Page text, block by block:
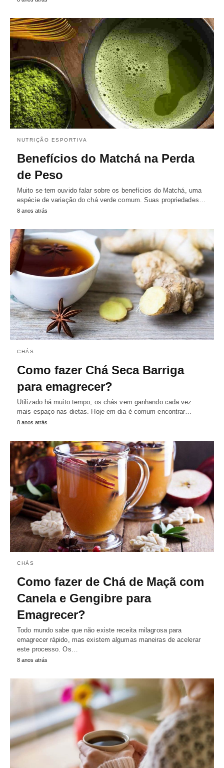
NUTRIÇÃO ESPORTIVA
Benefícios do Matchá na Perda
de Peso
Muito se tem ouvido falar sobre os benefícios do Matchá, uma
espécie de variação do chá verde comum. Suas propriedades…
8 anos atrás
CHÁS
Como fazer Chá Seca Barriga
para emagrecer?
Utilizado há muito tempo, os chás vem ganhando cada vez
mais espaço nas dietas. Hoje em dia é comum encontrar…
8 anos atrás
CHÁS
Como fazer de Chá de Maçã com
Canela e Gengibre para
Emagrecer?
Todo mundo sabe que não existe receita milagrosa para
emagrecer rápido, mas existem algumas maneiras de acelerar
este processo. Os…
8 anos atrás